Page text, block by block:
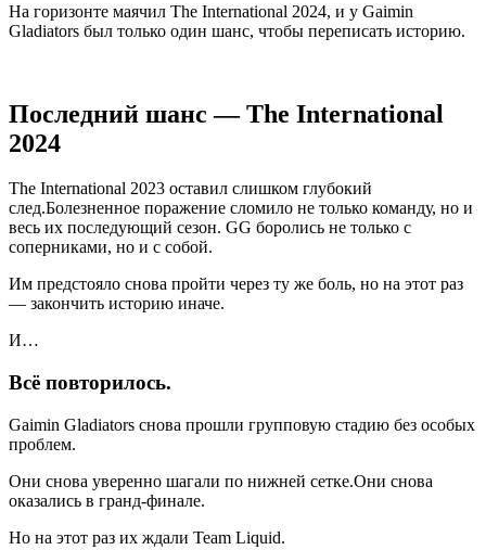
На горизонте маячил The International 2024, и у Gaimin
Gladiators был только один шанс, чтобы переписать историю.
Последний шанс — The International
2024
The International 2023 оставил слишком глубокий
след.Болезненное поражение сломило не только команду, но и
весь их последующий сезон. GG боролись не только с
соперниками, но и с собой.
Им предстояло снова пройти через ту же боль, но на этот раз
— закончить историю иначе.
И…
Всё повторилось.
Gaimin Gladiators снова прошли групповую стадию без особых
проблем.
Они снова уверенно шагали по нижней сетке.Они снова
оказались в гранд-финале.
Но на этот раз их ждали Team Liquid.